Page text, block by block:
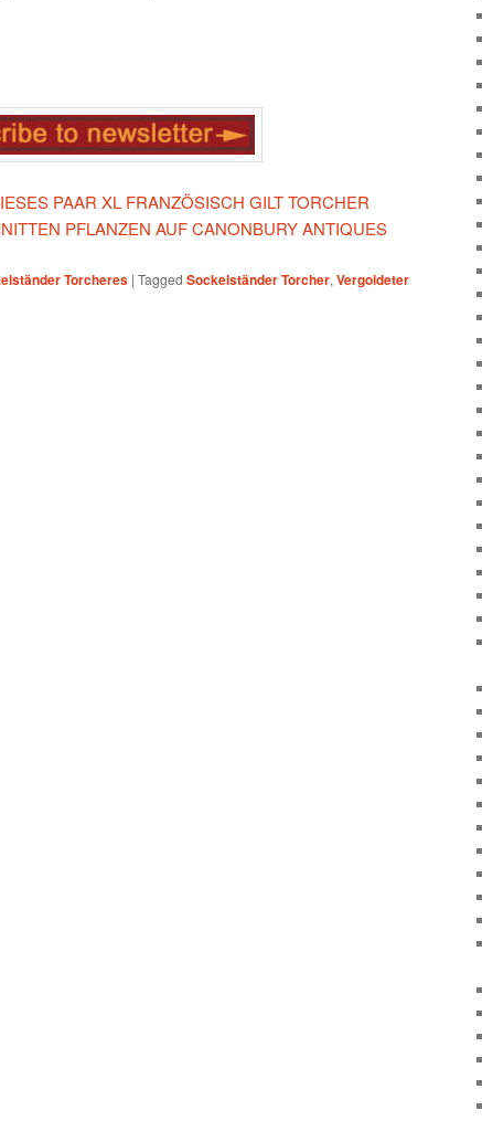
PAAR XL FRANZÖSISCH GILT TORCHER
PFLANZEN AUF CANONBURY ANTIQUES
Torcheres | Tagged Sockelständer Torcher, Vergoldeter